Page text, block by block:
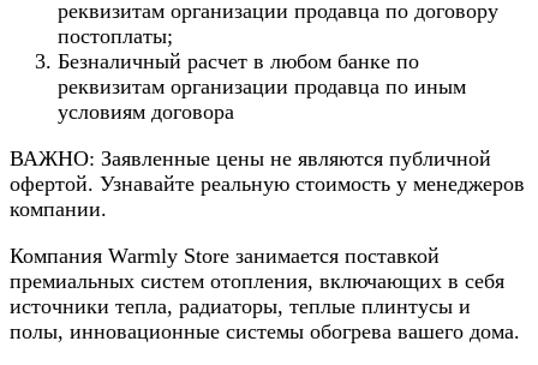
реквизитам организации продавца по договору
постоплаты;
Безналичный расчет в любом банке по
реквизитам организации продавца по иным
условиям договора
ВАЖНО: Заявленные цены не являются публичной
офертой. Узнавайте реальную стоимость у менеджеров
компании.
Компания Warmly Store занимается поставкой
премиальных систем отопления, включающих в себя
источники тепла, радиаторы, теплые плинтусы и
полы, инновационные системы обогрева вашего дома.